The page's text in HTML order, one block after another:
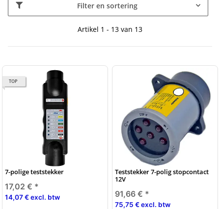
Filter en sortering
Artikel 1 - 13 van 13
TOP
7-polige teststekker
17,02 € *
14,07 € excl. btw
Teststekker 7-polig stopcontact
12V
91,66 € *
75,75 € excl. btw